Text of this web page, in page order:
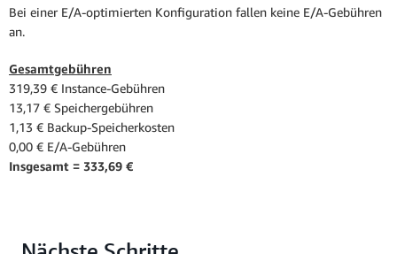
Bei einer E/A-optimierten Konfiguration fallen keine E/A-Gebühren
an.
Gesamtgebühren
319,39 € Instance-Gebühren
13,17 € Speichergebühren
1,13 € Backup-Speicherkosten
0,00 € E/A-Gebühren
Insgesamt = 333,69 €